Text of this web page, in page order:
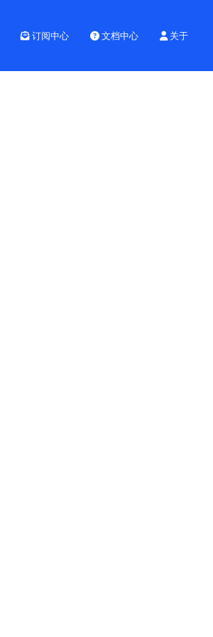
订阅中心 文档中心 关于